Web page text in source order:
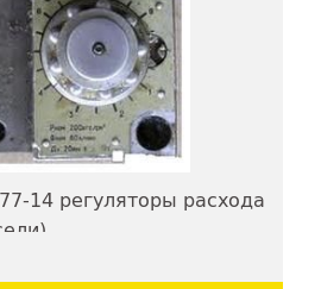
14 регуляторы расхода